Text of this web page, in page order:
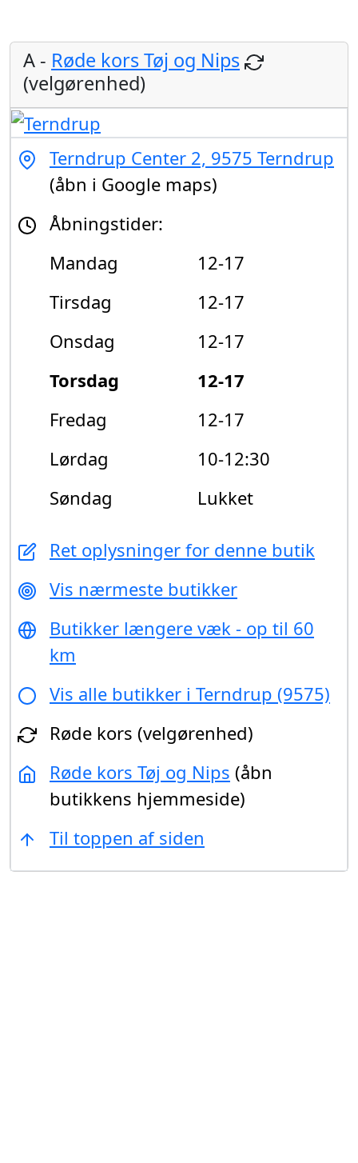
A - Røde kors Tøj og Nips
(velgørenhed)
Terndrup Center 2, 9575 Terndrup
(åbn i Google maps)
Åbningstider:
Mandag
12-17
Tirsdag
12-17
Onsdag
12-17
Torsdag
12-17
Fredag
12-17
Lørdag
10-12:30
Søndag
Lukket
Ret oplysninger for denne butik
Vis nærmeste butikker
Butikker længere væk - op til 60
km
Vis alle butikker i Terndrup (9575)
Røde kors (velgørenhed)
Røde kors Tøj og Nips (åbn
butikkens hjemmeside)
Til toppen af siden